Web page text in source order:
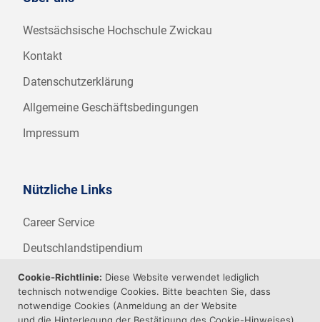
Westsächsische Hochschule Zwickau
Kontakt
Datenschutzerklärung
Allgemeine Geschäftsbedingungen
Impressum
Nützliche Links
Career Service
Deutschlandstipendium
WHZ Firmenstipendium
Weitere Angebote der WHZ
Cookie-Richtlinie: Diese Website verwendet lediglich
technisch notwendige Cookies. Bitte beachten Sie, dass
notwendige Cookies (Anmeldung an der Website